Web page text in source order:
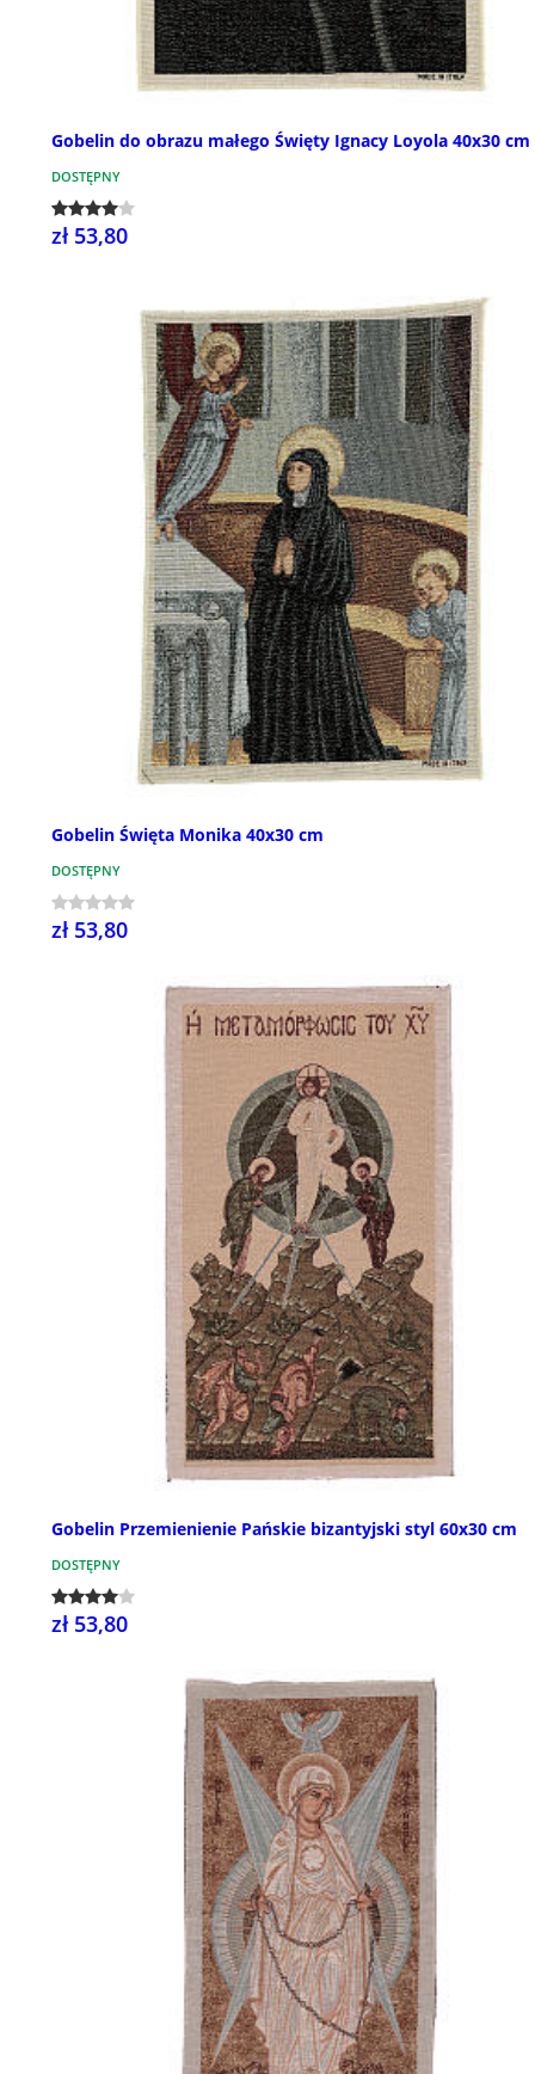
Gobelin do obrazu małego Święty Ignacy Loyola 40x30 cm
DOSTĘPNY
zł 53,80
Gobelin Święta Monika 40x30 cm
DOSTĘPNY
zł 53,80
Gobelin Przemienienie Pańskie bizantyjski styl 60x30 cm
DOSTĘPNY
zł 53,80